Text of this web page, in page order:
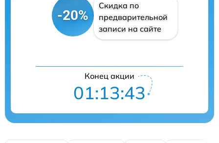
-20%
Скидка по
предварительной
записи на сайте
Конец акции
01:13:42